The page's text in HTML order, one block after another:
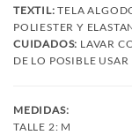
TEXTIL: TELA
POLIESTER Y
CUIDADOS: LAVAR
DE LO POSIBLE
MEDIDAS:
TALLE 2: M